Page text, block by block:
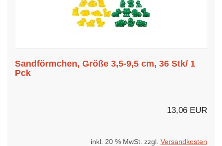
Sandförmchen, Größe 3,5-9,5 cm, 36 Stk/ 1
Pck
13,06 EUR
inkl. 20 % MwSt. zzgl. Versandkosten